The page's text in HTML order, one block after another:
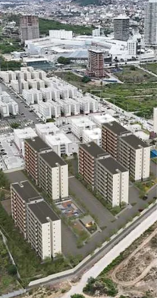
A implementação da Reforma Tributária
o consumo avança para uma nova fase no
Brasil e passa a exigir adequações
operacionais por parte das empresas. A
de 3 de agosto, organizações enquadradas
no regime regular deverão emitir
fiscais eletrônicos com os campos
à Contribuição sobre Bens e Serviços (CBS)
ao Imposto sobre Bens e Serviços (IBS),
marcando o início da etapa prática de
adaptação ao novo sistema tributário. Diante
desse cenário, a A